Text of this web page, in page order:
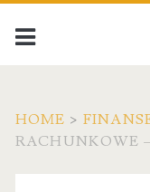
HOME >
RACHUNKOWE